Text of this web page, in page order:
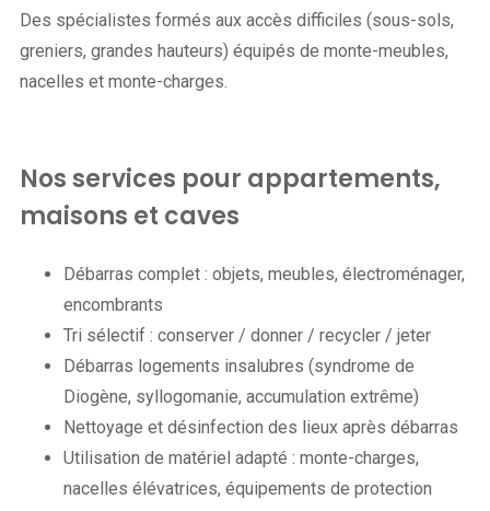
Des spécialistes formés aux accès difficiles (sous-sols,
greniers, grandes hauteurs) équipés de monte-meubles,
nacelles et monte-charges.
Nos services pour appartements,
maisons et caves
Débarras complet : objets, meubles, électroménager,
encombrants
Tri sélectif : conserver / donner / recycler / jeter
Débarras logements insalubres (syndrome de
Diogène, syllogomanie, accumulation extrême)
Nettoyage et désinfection des lieux après débarras
Utilisation de matériel adapté : monte-charges,
nacelles élévatrices, équipements de protection